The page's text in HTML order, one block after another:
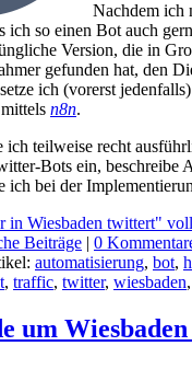
Nachdem ich
ich so einen Bot auch
Version, die in
gefunden hat, den
ich (vorerst
n8n.
ich teilweise recht
Bots ein, beschreibe
ich bei der
in Wiesbaden twittert"
Beiträge | 0
automatisierung, bot,
, traffic, twitter, wiesbaden,
um